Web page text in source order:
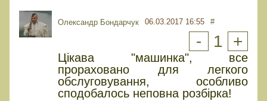
Олександр Бондарчук 06.03.2017 16:55 #
- 1 +
Цікава "машинка", все
прораховано для легкого
обслуговування, особливо
сподобалось неповна розбірка!